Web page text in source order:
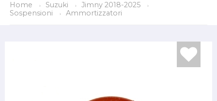
Home Suzuki
Jimny 2018-2025
Sospensioni
Ammortizzatori